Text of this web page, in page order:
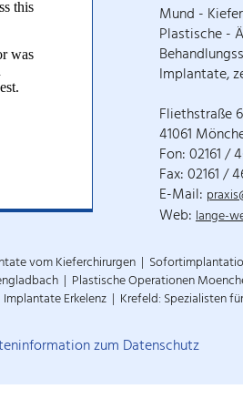
Mund -
Plastische -
Implantate,
Fliethstraße
41061
Fon: 02161 /
Fax: 02161 /
E-Mail:
Web:lange-
vom Kieferchirurgen
Plastische Operationen
Implantate Erkelenz Krefeld: Spezialisten
zum Datenschutz